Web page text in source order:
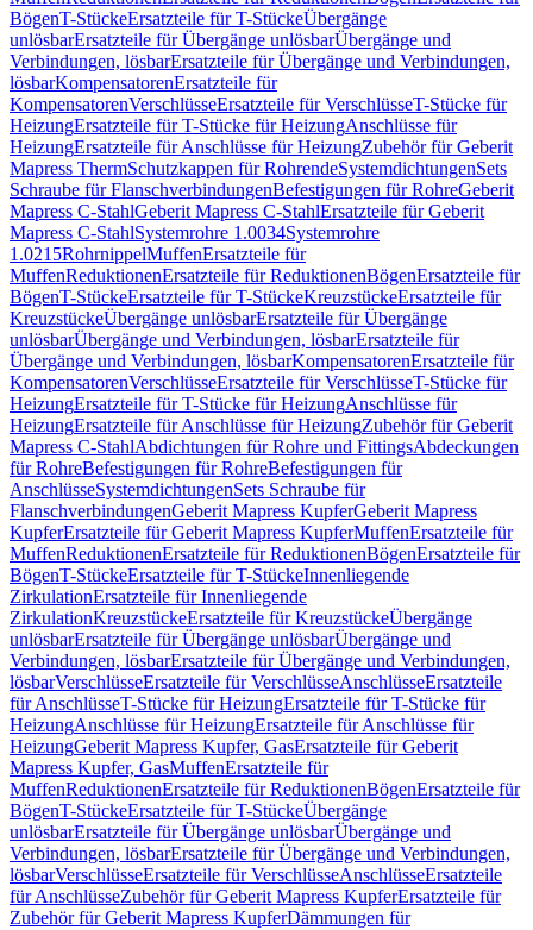
BögenT-StückeErsatzteile für T-StückeÜbergänge
unlösbarErsatzteile für Übergänge unlösbarÜbergänge und
Verbindungen, lösbarErsatzteile für Übergänge und Verbindungen,
lösbarKompensatorenErsatzteile für
KompensatorenVerschlüsseErsatzteile für VerschlüsseT-Stücke für
HeizungErsatzteile für T-Stücke für HeizungAnschlüsse für
HeizungErsatzteile für Anschlüsse für HeizungZubehör für Geberit
Mapress ThermSchutzkappen für RohrendeSystemdichtungenSets
Schraube für FlanschverbindungenBefestigungen für RohreGeberit
Mapress C-StahlGeberit Mapress C-StahlErsatzteile für Geberit
Mapress C-StahlSystemrohre 1.0034Systemrohre
1.0215RohrnippelMuffenErsatzteile für
MuffenReduktionenErsatzteile für ReduktionenBögenErsatzteile für
BögenT-StückeErsatzteile für T-StückeKreuzstückeErsatzteile für
KreuzstückeÜbergänge unlösbarErsatzteile für Übergänge
unlösbarÜbergänge und Verbindungen, lösbarErsatzteile für
Übergänge und Verbindungen, lösbarKompensatorenErsatzteile für
KompensatorenVerschlüsseErsatzteile für VerschlüsseT-Stücke für
HeizungErsatzteile für T-Stücke für HeizungAnschlüsse für
HeizungErsatzteile für Anschlüsse für HeizungZubehör für Geberit
Mapress C-StahlAbdichtungen für Rohre und FittingsAbdeckungen
für RohreBefestigungen für RohreBefestigungen für
AnschlüsseSystemdichtungenSets Schraube für
FlanschverbindungenGeberit Mapress KupferGeberit Mapress
KupferErsatzteile für Geberit Mapress KupferMuffenErsatzteile für
MuffenReduktionenErsatzteile für ReduktionenBögenErsatzteile für
BögenT-StückeErsatzteile für T-StückeInnenliegende
ZirkulationErsatzteile für Innenliegende
ZirkulationKreuzstückeErsatzteile für KreuzstückeÜbergänge
unlösbarErsatzteile für Übergänge unlösbarÜbergänge und
Verbindungen, lösbarErsatzteile für Übergänge und Verbindungen,
lösbarVerschlüsseErsatzteile für VerschlüsseAnschlüsseErsatzteile
für AnschlüsseT-Stücke für HeizungErsatzteile für T-Stücke für
HeizungAnschlüsse für HeizungErsatzteile für Anschlüsse für
HeizungGeberit Mapress Kupfer, GasErsatzteile für Geberit
Mapress Kupfer, GasMuffenErsatzteile für
MuffenReduktionenErsatzteile für ReduktionenBögenErsatzteile für
BögenT-StückeErsatzteile für T-StückeÜbergänge
unlösbarErsatzteile für Übergänge unlösbarÜbergänge und
Verbindungen, lösbarErsatzteile für Übergänge und Verbindungen,
lösbarVerschlüsseErsatzteile für VerschlüsseAnschlüsseErsatzteile
für AnschlüsseZubehör für Geberit Mapress KupferErsatzteile für
Zubehör für Geberit Mapress KupferDämmungen für